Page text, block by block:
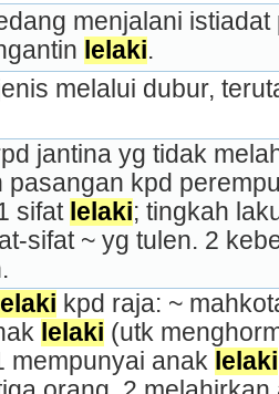
menjalani
lelaki.
melalui dubur,
jantina yg tidak
pasangan kpd
sifat lelaki; tingkah
sifat ~ yg tulen. 2
lelaki kpd raja: ~
lelaki (utk
mempunyai anak lelaki